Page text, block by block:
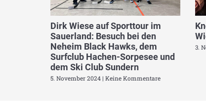
Dirk Wiese auf Sporttour im
Sauerland: Besuch bei den
Neheim Black Hawks, dem
Surfclub Hachen-Sorpesee und
dem Ski Club Sundern
5. November 2024 Keine Kommentare
3.